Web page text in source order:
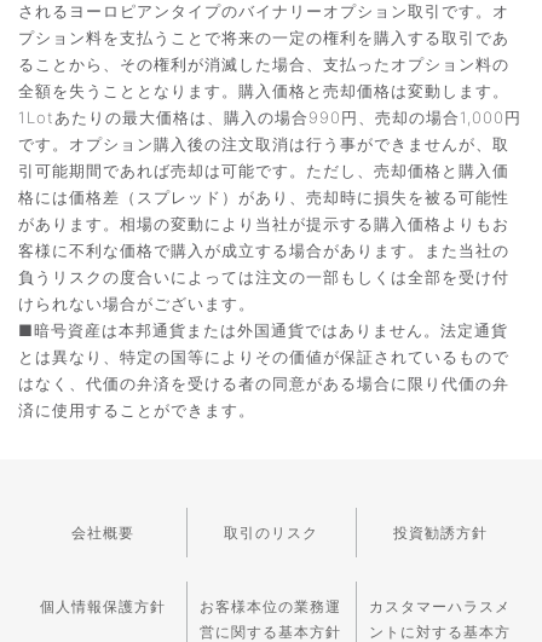
されるヨーロピアンタイプのバイナリーオプション取引です。オ
プション料を支払うことで将来の一定の権利を購入する取引であ
ることから、その権利が消滅した場合、支払ったオプション料の
全額を失うこととなります。購入価格と売却価格は変動します。
1Lotあたりの最大価格は、購入の場合990円、売却の場合1,000円
です。オプション購入後の注文取消は行う事ができませんが、取
引可能期間であれば売却は可能です。ただし、売却価格と購入価
格には価格差（スプレッド）があり、売却時に損失を被る可能性
があります。相場の変動により当社が提示する購入価格よりもお
客様に不利な価格で購入が成立する場合があります。また当社の
負うリスクの度合いによっては注文の一部もしくは全部を受け付
けられない場合がございます。
■暗号資産は本邦通貨または外国通貨ではありません。法定通貨
とは異なり、特定の国等によりその価値が保証されているもので
はなく、代価の弁済を受ける者の同意がある場合に限り代価の弁
済に使用することができます。
会社概要 取引のリスク 投資勧誘方針
個人情報保護方針
お客様本位の業務運
営に関する基本方針
カスタマーハラスメ
ントに対する基本方